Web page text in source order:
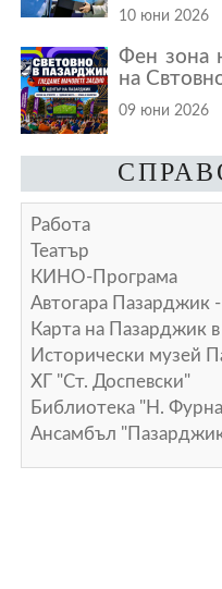
10 юни 2026
Фен зона
на
09 юни 2026
Работа
Театър
КИНО-Програма
Автогара Пазарджик
Карта на Пазарджик в
Исторически музей
ХГ "Ст. Доспевски"
Библиотека "Н.
Ансамбъл